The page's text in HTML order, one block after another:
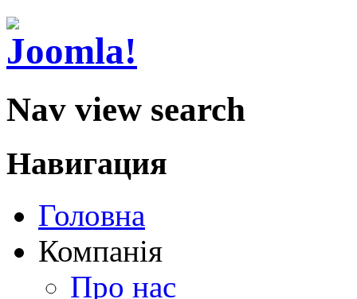
Nav view search
Навигация
Головна
Компанія
Про нас